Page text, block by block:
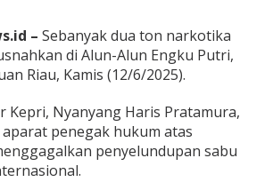
m
,
W
g
u
b
K
e
– Sebanyak dua ton narkotika
di Alun-Alun Engku Putri,
Riau, Kamis (12/6/2025).
Kepri, Nyanyang Haris Pratamura,
penegak hukum atas
penyelundupan sabu